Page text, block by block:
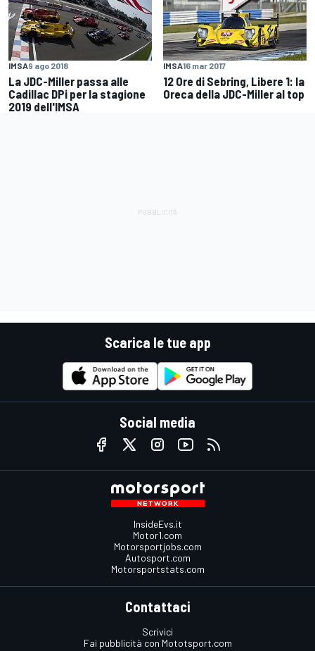
IMSA9 ago 2018
La JDC-Miller passa alle
Cadillac DPi per la stagione
2019 dell'IMSA
IMSA16 mar 2017
12 Ore di Sebring, Libere 1: la
Oreca della JDC-Miller al top
Scarica le tue app
Social media
InsideEvs.it
Motor1.com
Motorsportjobs.com
Autosport.com
Motorsportstats.com
Contattaci
Scrivici
Fai pubblicità con Mototsport.com